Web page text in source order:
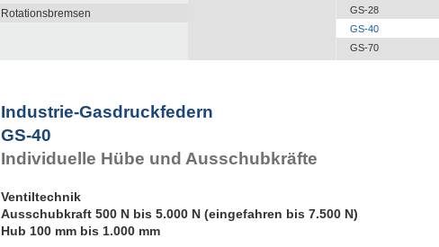
Rotationsbremsen
GS-28
GS-40
GS-70
Industrie-Gasdruckfedern
GS-40
Individuelle Hübe und Ausschubkräfte
Ventiltechnik
Ausschubkraft 500 N bis 5.000 N (eingefahren bis 7.500 N)
Hub 100 mm bis 1.000 mm